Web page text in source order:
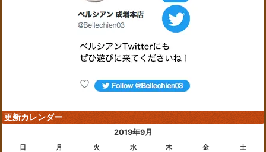
更新カレンダー
2019年9月
日 月 火 水 木 金 土